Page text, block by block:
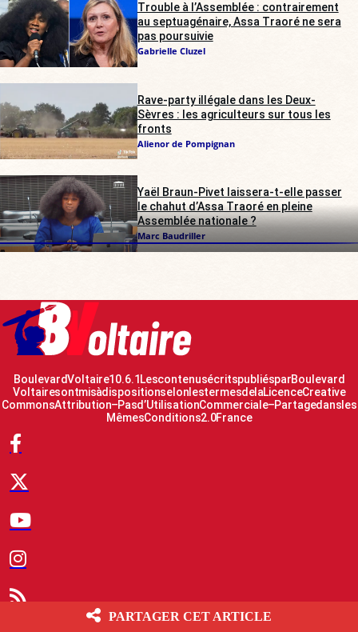
Trouble à l’Assemblée : contrairement
au septuagénaire, Assa Traoré ne sera
pas poursuivie
Gabrielle Cluzel
Rave-party illégale dans les Deux-
Sèvres : les agriculteurs sur tous les
fronts
Alienor de Pompignan
Yaël Braun-Pivet laissera-t-elle passer
le chahut d’Assa Traoré en pleine
Assemblée nationale ?
Marc Baudriller
Boulevard Voltaire 10.6.1 Les contenus écrits publiés par Boulevard
Voltaire sont mis à disposition selon les termes de la Licence Creative
Commons Attribution – Pas d’Utilisation Commerciale – Partage dans les
Mêmes Conditions 2.0 France
© 2007-2026 Boulevard Voltaire
PARTAGER CET ARTICLE